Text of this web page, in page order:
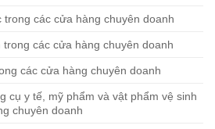
trong các cửa hàng chuyên doanh
trong các cửa hàng chuyên doanh
các cửa hàng chuyên doanh
cụ y tế, mỹ phẩm và vật phẩm vệ sinh
chuyên doanh